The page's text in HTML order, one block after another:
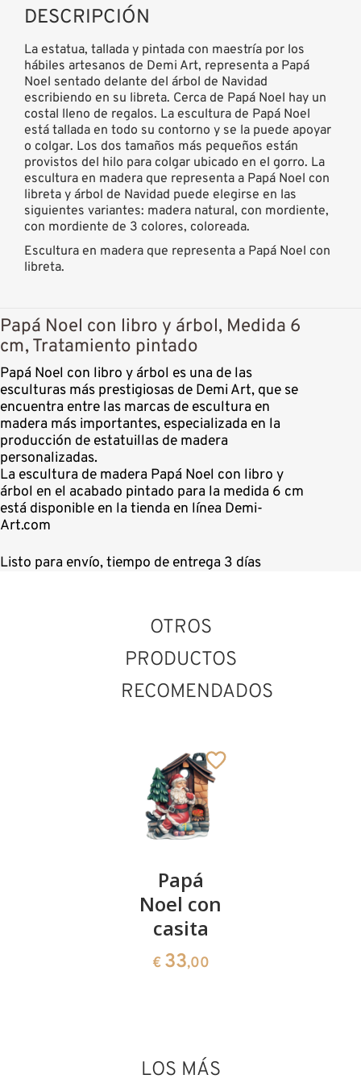
DESCRIPCIÓN
La estatua, tallada y pintada con maestría por los
hábiles artesanos de Demi Art, representa a Papá
Noel sentado delante del árbol de Navidad
escribiendo en su libreta. Cerca de Papá Noel hay un
costal lleno de regalos. La escultura de Papá Noel
está tallada en todo su contorno y se la puede apoyar
o colgar. Los dos tamaños más pequeños están
provistos del hilo para colgar ubicado en el gorro. La
escultura en madera que representa a Papá Noel con
libreta y árbol de Navidad puede elegirse en las
siguientes variantes: madera natural, con mordiente,
con mordiente de 3 colores, coloreada.
Escultura en madera que representa a Papá Noel con
libreta.
Papá Noel con libro y árbol, Medida 6
cm, Tratamiento pintado
Papá Noel con libro y árbol es una de las
esculturas más prestigiosas de Demi Art, que se
encuentra entre las marcas de escultura en
madera más importantes, especializada en la
producción de estatuillas de madera
personalizadas.
La escultura de madera Papá Noel con libro y
árbol en el acabado pintado para la medida 6 cm
está disponible en la tienda en línea Demi-
Art.com
Listo para envío, tiempo de entrega 3 días
OTROS
PRODUCTOS
RECOMENDADOS
Papá
Noel con
casita
€ 33,00
LOS MÁS